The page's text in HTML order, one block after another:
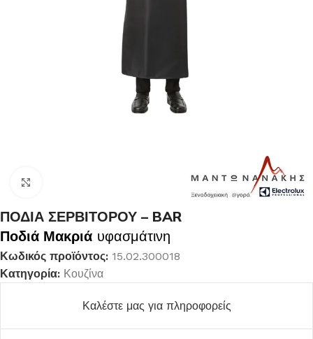
ΠΟΔΙΑ ΣΕΡΒΙΤΟΡΟΥ – BAR
Ποδιά Μακριά υφασμάτινη
Κωδικός προϊόντος: 15.02.300018
Κατηγορία: Κουζίνα
Καλέστε μας για πληροφορείς